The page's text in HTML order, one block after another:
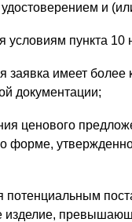
и
условиям пункта
заявка имеет более
документации;
ценового
форме,
потенциальным
изделие,